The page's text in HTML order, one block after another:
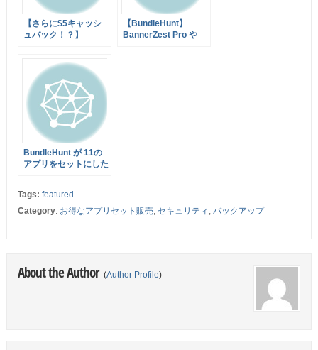
【さらに$5キャッシ
ュバック！？】
BundleHunt が 30ア
プリから10アプリ選
んで$19.99で購入で
きる「CREATE
YOUR MAC BUNDLE
」を販売中！
【BundleHunt】
BannerZest Pro や
BundleHunt が 11の
アプリをセットにした
iStop Motion 2 や
LittleSnapper など 総
Tags: featured
Category: お得なアプリセット販売, セキュリティ , バックアップ
About the Author (Author Profile)